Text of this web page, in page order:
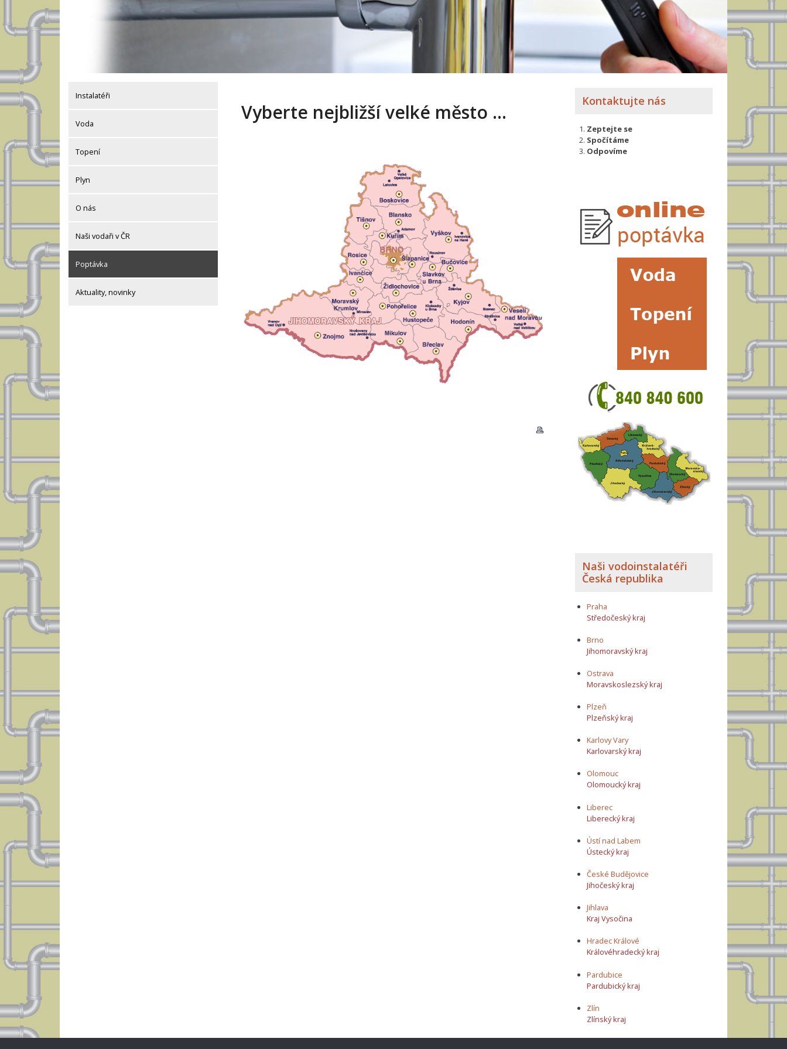
Instalatéři
Voda
Topení
Plyn
O nás
Naši vodaři v ČR
Poptávka
Aktuality, novinky
Vyberte nejbližší velké město … Kontaktujte nás
Zeptejte se
Spočítáme
Odpovíme
Naši vodoinstalatéři
Česká republika
Praha
Středočeský kraj
Brno
Jihomoravský kraj
Ostrava
Moravskoslezský kraj
Plzeň
Plzeňský kraj
Karlovy Vary
Karlovarský kraj
Olomouc
Olomoucký kraj
Liberec
Liberecký kraj
Ústí nad Labem
Ústecký kraj
České Budějovice
Jihočeský kraj
Jihlava
Kraj Vysočina
Hradec Králové
Královéhradecký kraj
Pardubice
Pardubický kraj
Zlín
Zlínský kraj